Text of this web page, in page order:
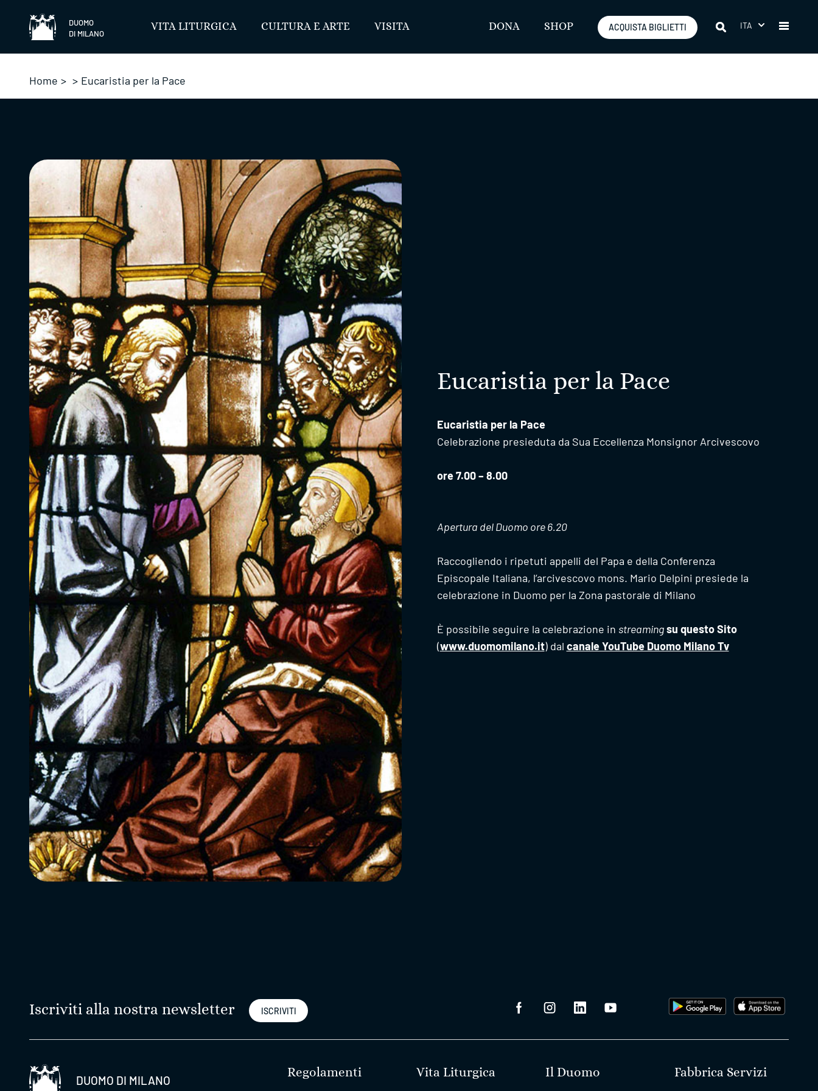
DUOMO
DI MILANO
VITA LITURGICA CULTURA E ARTE VISITA DONA SHOP ACQUISTA BIGLIETTI ITA
Home > > Eucaristia per la Pace
Eucaristia per la Pace
Eucaristia per la Pace
Celebrazione presieduta da Sua Eccellenza Monsignor Arcivescovo
ore 7.00 – 8.00
Apertura del Duomo ore 6.20
Raccogliendo i ripetuti appelli del Papa e della Conferenza
Episcopale Italiana, l’arcivescovo mons. Mario Delpini presiede la
celebrazione in Duomo per la Zona pastorale di Milano
È possibile seguire la celebrazione in streaming su questo Sito
(www.duomomilano.it) dal canale YouTube Duomo Milano Tv
Iscriviti alla nostra newsletter ISCRIVITI
DUOMO DI MILANO
Regolamenti Vita Liturgica Il Duomo Fabbrica Servizi